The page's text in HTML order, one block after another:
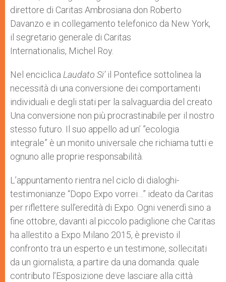
direttore di Caritas Ambrosiana don Roberto
Davanzo e in collegamento telefonico da New York,
il segretario generale di Caritas
Internationalis, Michel Roy.
Nel enciclica Laudato Si’il Pontefice sottolinea la
necessità di una conversione dei comportamenti
individuali e degli stati per la salvaguardia del creato
Una conversione non più procrastinabile per il nostro
stesso futuro. Il suo appello ad un’ ”ecologia
integrale” è un monito universale che richiama tutti e
ognuno alle proprie responsabilità.
L’appuntamento rientra nel ciclo di dialoghi-
testimonianze “Dopo Expo vorrei…” ideato da Caritas
per riflettere sull’eredità di Expo. Ogni venerdì sino a
fine ottobre, davanti al piccolo padiglione che Caritas
ha allestito a Expo Milano 2015, è previsto il
confronto tra un esperto e un testimone, sollecitati
da un giornalista, a partire da una domanda: quale
contributo l’Esposizione deve lasciare alla città